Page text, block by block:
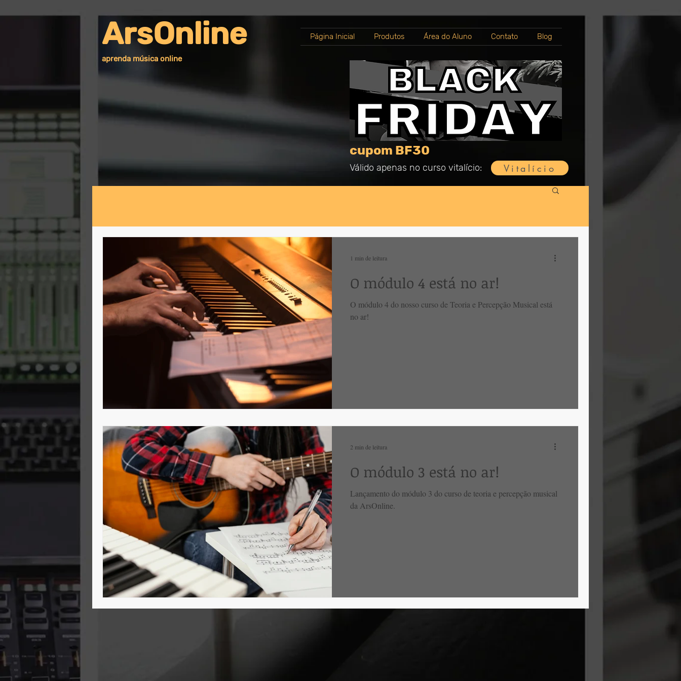
ArsOnline
aprenda música online
Página Inicial Produtos Área do Aluno Contato Blog
cupom BF30
Válido apenas no curso vitalício: Vitalício
O módulo 4 está no ar!
O módulo 4 do nosso curso de Teoria e Percepção Musical está
no ar!
1 min de leitura
O módulo 3 está no ar!
Lançamento do módulo 3 do curso de teoria e percepção musical
da ArsOnline.
2 min de leitura